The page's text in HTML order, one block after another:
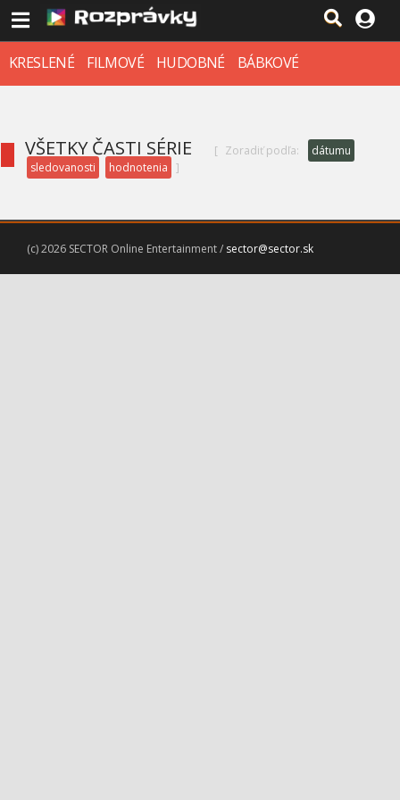
KRESLENÉ FILMOVÉ HUDOBNÉ BÁBKOVÉ
VŠETKY ČASTI SÉRIE [ Zoradiť podľa:
dátumu
sledovanosti
hodnotenia ]
(c) 2026 SECTOR Online Entertainment / sector@sector.sk